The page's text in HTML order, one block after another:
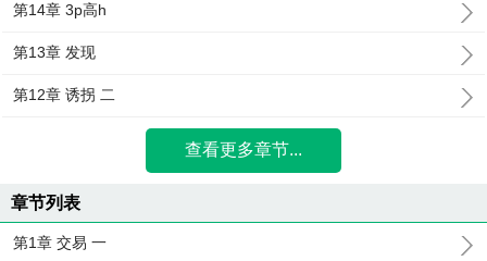
第14章 3p高h
第13章 发现
第12章 诱拐 二
查看更多章节...
章节列表
第1章 交易 一